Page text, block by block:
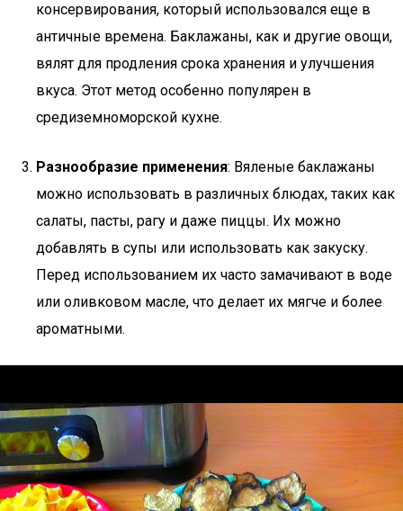
консервирования, который использовался еще в
античные времена. Баклажаны, как и другие овощи,
вялят для продления срока хранения и улучшения
вкуса. Этот метод особенно популярен в
средиземноморской кухне.
Разнообразие применения: Вяленые баклажаны
можно использовать в различных блюдах, таких как
салаты, пасты, рагу и даже пиццы. Их можно
добавлять в супы или использовать как закуску.
Перед использованием их часто замачивают в воде
или оливковом масле, что делает их мягче и более
ароматными.